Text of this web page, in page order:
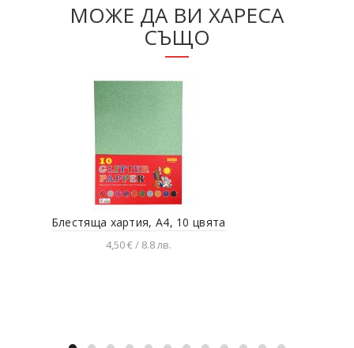
МОЖЕ ДА ВИ ХАРЕСА
СЪЩО
Блестяща хартия, А4, 10 цвята
4,50 € / 8.8 лв.